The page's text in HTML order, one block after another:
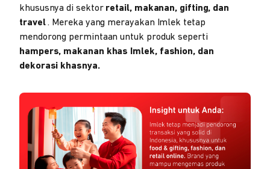
khususnya di sektor retail, makanan, gifting, dan
travel. Mereka yang merayakan Imlek tetap
mendorong permintaan untuk produk seperti
hampers, makanan khas Imlek, fashion, dan
dekorasi khasnya.